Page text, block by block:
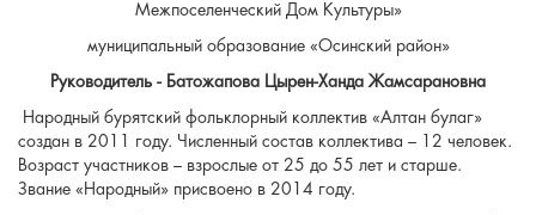
Межпоселенческий Дом Культуры»
муниципальный образование «Осинский район»
Руководитель - Батожапова Цырен-Ханда Жамсарановна
Народный бурятский фольклорный коллектив «Алтан булаг»
создан в 2011 году. Численный состав коллектива – 12 человек.
Возраст участников – взрослые от 25 до 55 лет и старше.
Звание «Народный» присвоено в 2014 году.